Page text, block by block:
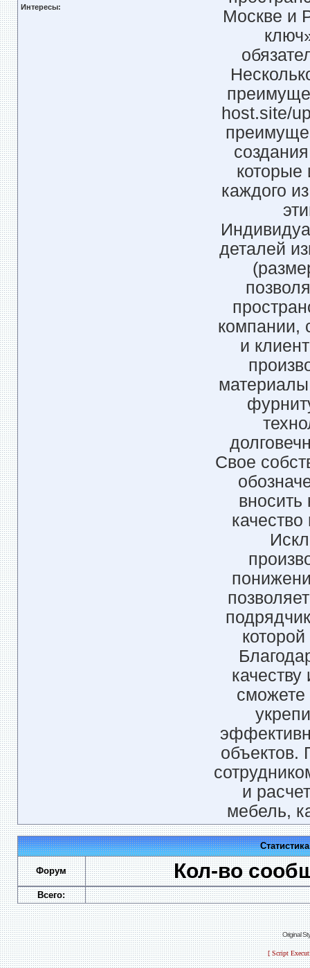
Интересы:
Москве и
host.site/
которые
каждого
деталей
компании,
и
Свое
вносить
сможете
объектов.
и
мебель,
Форум Кол-во
Всего:
Original
[ Script